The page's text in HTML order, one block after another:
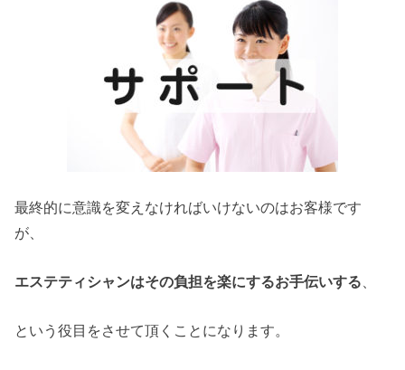
最終的に意識を変えなければいけないのはお客様です
が、
エステティシャンはその負担を楽にするお手伝いする
という役目をさせて頂くことになります。